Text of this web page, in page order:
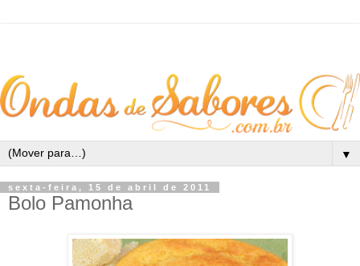
▼
sexta-feira, 15 de abril de 2011
Bolo Pamonha